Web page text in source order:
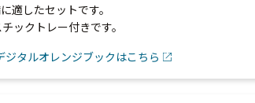
適したセットです。
ックトレー付きです。
ジタルオレンジブックはこちら